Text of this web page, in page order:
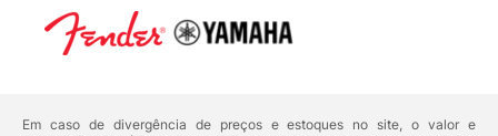
Em caso de divergência de preços e estoques no site, o valor e